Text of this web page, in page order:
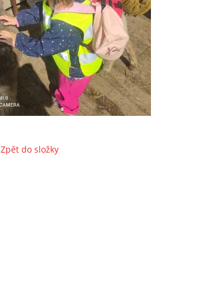
Zpět do složky